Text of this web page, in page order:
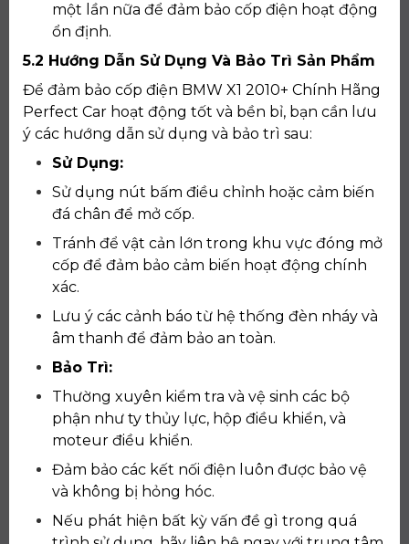
một lần nữa để đảm bảo cốp điện hoạt động
ổn định.
5.2 Hướng Dẫn Sử Dụng Và Bảo Trì Sản Phẩm
Để đảm bảo cốp điện BMW X1 2010+ Chính Hãng
Perfect Car hoạt động tốt và bền bỉ, bạn cần lưu
ý các hướng dẫn sử dụng và bảo trì sau:
Sử Dụng:
Sử dụng nút bấm điều chỉnh hoặc cảm biến
đá chân để mở cốp.
Tránh để vật cản lớn trong khu vực đóng mở
cốp để đảm bảo cảm biến hoạt động chính
xác.
Lưu ý các cảnh báo từ hệ thống đèn nháy và
âm thanh để đảm bảo an toàn.
Bảo Trì:
Thường xuyên kiểm tra và vệ sinh các bộ
phận như ty thủy lực, hộp điều khiển, và
moteur điều khiển.
Đảm bảo các kết nối điện luôn được bảo vệ
và không bị hỏng hóc.
Nếu phát hiện bất kỳ vấn đề gì trong quá